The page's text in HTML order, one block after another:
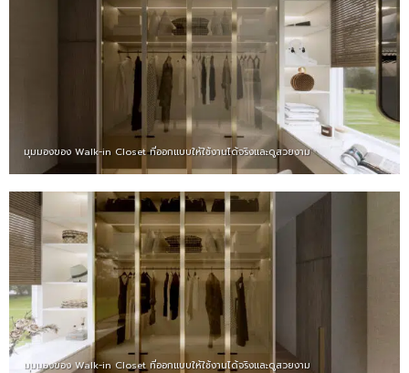
มุมมองของ Walk-in Closet ที่ออกแบบให้ใช้งานได้จริงและดูสวยงาม
มุมมองของ Walk-in Closet ที่ออกแบบให้ใช้งานได้จริงและดูสวยงาม